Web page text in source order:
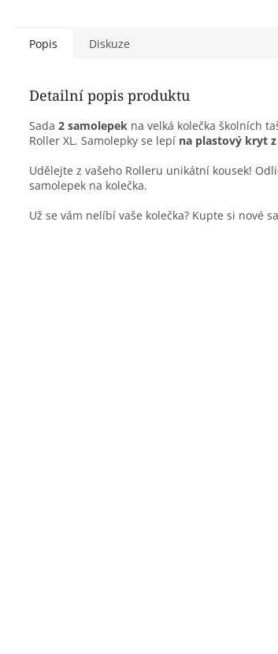
Popis Diskuze
Detailní popis produktu
Sada 2 samolepek na velká kolečka školních
Roller XL. Samolepky se lepí na plastový kryt
Udělejte z vašeho Rolleru unikátní kousek!
samolepek na kolečka.
Už se vám nelíbí vaše kolečka? Kupte si nové